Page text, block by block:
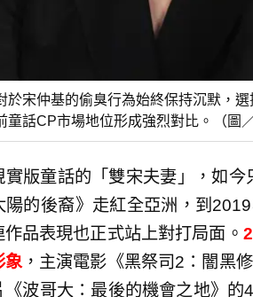
宋仲基的偷臭行為始終保持沉默，
話CP市場地位形成強烈對比。（圖／
實版童話的「雙宋夫妻」，如
陽的後裔》走紅全亞洲，到
品表現也正式站上對打局面。
象，主演電影《黑祭司2：闇黑
《波哥大：最後的機會之地》